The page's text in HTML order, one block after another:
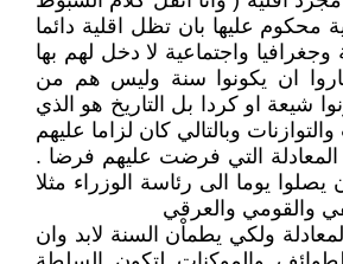
محكوم عليها بان تظل اقلية دائما
واجتماعية لا دخل لهم بها
ان يكونوا سنة وليس هم من
شيعة او كردا بل التاريخ هو الذي
وبالتالي كان لزاما عليهم
المعادلة التي فرضت عليهم فرضا .
يوما الى رئاسة الوزراء مثلا
والقومي والعرقي
ولكي يطماْن السنة لابد وان